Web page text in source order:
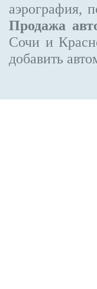
аэрография,
Продажа
Сочи и
добавить